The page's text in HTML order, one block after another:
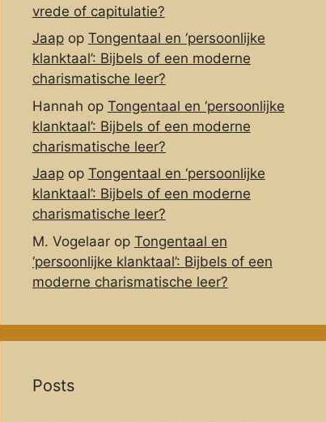
vrede of capitulatie?
Jaapop Tongentaal en ‘persoonlijke
klanktaal’: Bijbels of een moderne
charismatische leer?
Hannah op Tongentaal en ‘persoonlijke
klanktaal’: Bijbels of een moderne
charismatische leer?
Jaapop Tongentaal en ‘persoonlijke
klanktaal’: Bijbels of een moderne
charismatische leer?
M. Vogelaarop Tongentaal en
‘persoonlijke klanktaal’: Bijbels of een
moderne charismatische leer?
Posts